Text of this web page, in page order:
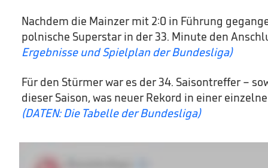
Nachdem die Mainzer mit 2:0 in Führung
polnische Superstar in der 33. Minute den
Ergebnisse und Spielplan der Bundesliga)
Für den Stürmer war es der 34. Saisontreffer –
dieser Saison, was neuer Rekord in einer
(DATEN: Die Tabelle der Bundesliga)